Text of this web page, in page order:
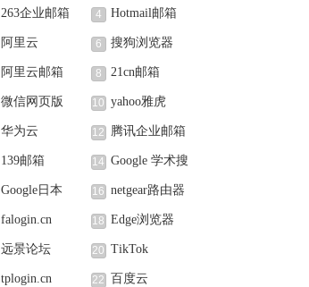
263企业邮箱 4 Hotmail邮箱
阿里云 6 搜狗浏览器
阿里云邮箱 8 21cn邮箱
微信网页版 10 yahoo雅虎
华为云 12 腾讯企业邮箱
139邮箱 14 Google 学术搜
索
Google日本 16 netgear路由器
falogin.cn 18 Edge浏览器
远景论坛 20 TikTok
tplogin.cn 22 百度云